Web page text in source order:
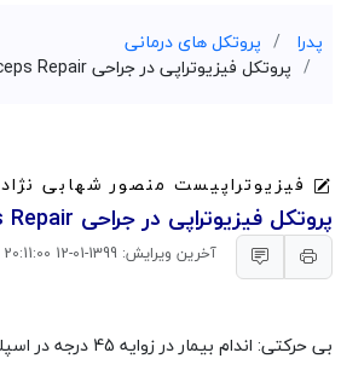
پدرا
پروتکل های درمانی
پروتکل فیزیوتراپی در جراحی Distal Biceps Repair
فیزیوتراپیست منصور شهابی نژاد
پروتکل فیزیوتراپی در جراحی Distal Biceps Repair
آخرین ویرایش: 1399-01-12 20:11:00 .::. بازدید: 964
بی حرکتی: اندام بیمار در زوایه 45 درجه در اسپلینت قرار داده می شود.